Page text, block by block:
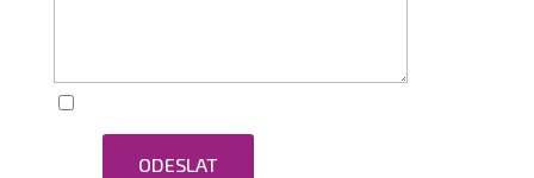
ODESLAT